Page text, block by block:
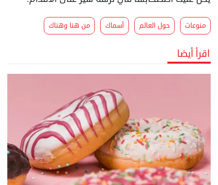
منوعات حول العالم أسماك من هنا وهناك
اقرأ أيضا